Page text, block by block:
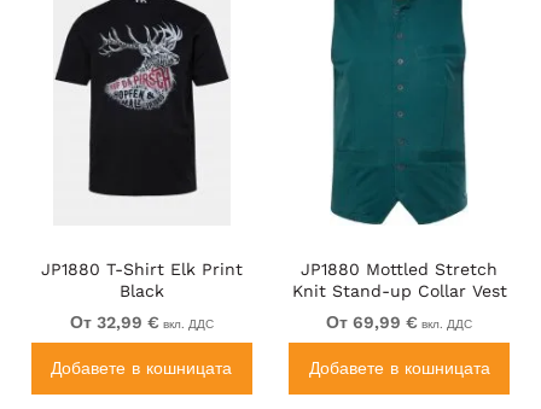
JP1880 T-Shirt Elk Print
Black
От 32,99 € вкл. ДДС
Добавете в кошницата
JP1880 Mottled Stretch
Knit Stand-up Collar Vest
Turquoise Blue
От 69,99 € вкл. ДДС
Добавете в кошницата